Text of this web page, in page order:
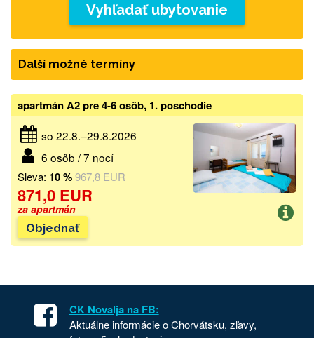
Vyhľadať ubytovanie
Další možné termíny
apartmán A2 pre 4-6 osôb, 1. poschodie
so 22.8.–29.8.2026
6 osôb / 7 nocí
Sleva: 10 %967,8 EUR
871,0 EUR
za apartmán
Objednať
CK Novalja na FB:
Aktuálne informácie o Chorvátsku, zľavy,